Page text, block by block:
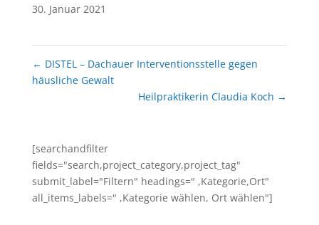
30. Januar 2021
← DISTEL – Dachauer Interventionsstelle gegen
häusliche Gewalt
Heilpraktikerin Claudia Koch →
[searchandfilter
fields="search,project_category,project_tag"
submit_label="Filtern" headings=" ,Kategorie,Ort"
all_items_labels=" ,Kategorie wählen, Ort wählen"]